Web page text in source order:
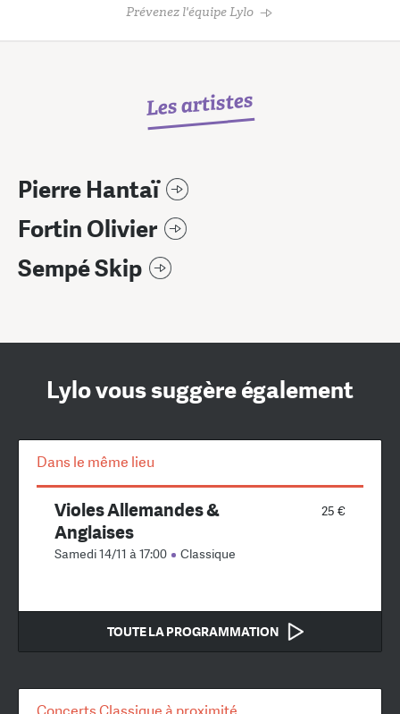
Prévenez l'équipe Lylo
Les artistes
Pierre Hantaï
Fortin Olivier
Sempé Skip
Lylo vous suggère également
Dans le même lieu
25 €
Violes Allemandes &
Anglaises
Samedi 14/11 à 17:00 Classique
TOUTE LA PROGRAMMATION